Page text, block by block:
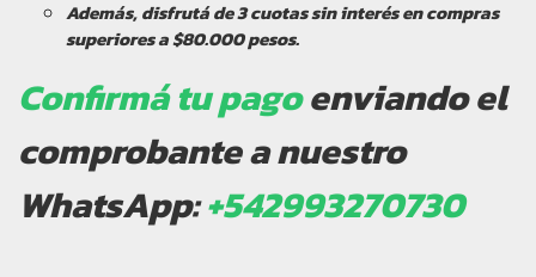
Además, disfrutá de 3 cuotas sin interés en compras
superiores a $80.000 pesos.
Confirmá tu pagoenviando el
comprobante a nuestro
WhatsApp:+542993270730